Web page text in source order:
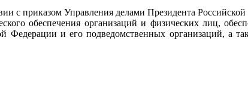
приказом Управления делами Президента
обеспечения организаций и физических лиц,
Федерации и его подведомственных организаций, а